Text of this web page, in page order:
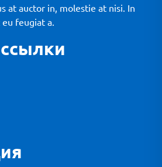
at auctor in, molestie at nisi. In
feugiat a.